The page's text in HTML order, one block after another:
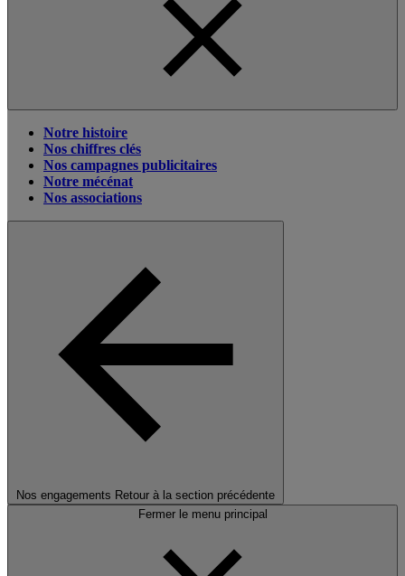
Notre histoire
Nos chiffres clés
Nos campagnes publicitaires
Notre mécénat
Nos associations
Nos engagements Retour à la section précédente
Fermer le menu principal